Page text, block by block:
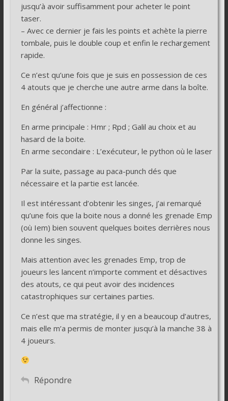
jusqu’à avoir suffisamment pour acheter le point
taser.
– Avec ce dernier je fais les points et achète la pierre
tombale, puis le double coup et enfin le rechargement
rapide.
Ce n’est qu’une fois que je suis en possession de ces
4 atouts que je cherche une autre arme dans la boîte.
En général j’affectionne :
En arme principale : Hmr ; Rpd ; Galil au choix et au
hasard de la boite.
En arme secondaire : L’exécuteur, le python où le laser
Par la suite, passage au paca-punch dés que
nécessaire et la partie est lancée.
Il est intéressant d’obtenir les singes, j’ai remarqué
qu’une fois que la boite nous a donné les grenade Emp
(où Iem) bien souvent quelques boites derrières nous
donne les singes.
Mais attention avec les grenades Emp, trop de
joueurs les lancent n’importe comment et désactives
des atouts, ce qui peut avoir des incidences
catastrophiques sur certaines parties.
Ce n’est que ma stratégie, il y en a beaucoup d’autres,
mais elle m’a permis de monter jusqu’à la manche 38 à
4 joueurs.
Répondre